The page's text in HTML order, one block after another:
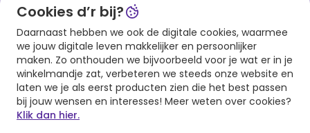
Download onze app
Cookies d’r bij?
Daarnaast hebben we ook de digitale cookies, waarmee
we jouw digitale leven makkelijker en persoonlijker
maken. Zo onthouden we bijvoorbeeld voor je wat er in je
winkelmandje zat, verbeteren we steeds onze website en
laten we je als eerst producten zien die het best passen
bij jouw wensen en interesses! Meer weten over cookies?
Klik dan hier.